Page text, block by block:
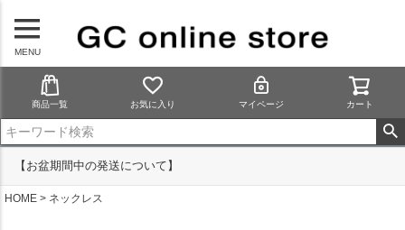
MENU
商品一覧 お気に入り マイページ カート
【お盆期間中の発送について】
HOME ネックレス